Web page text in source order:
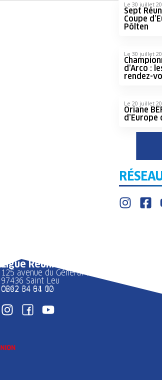
Le 30 juillet
Sept
Coupe
Pölten
Le 30 juillet
d’Arco :
rendez-
Le 20 juillet
Oriane
d’Europe
Ligue Réunion FFME
125 avenue du Général LAMBERT
97436 Saint Leu
0262 34 91 02
0692 64 64 10